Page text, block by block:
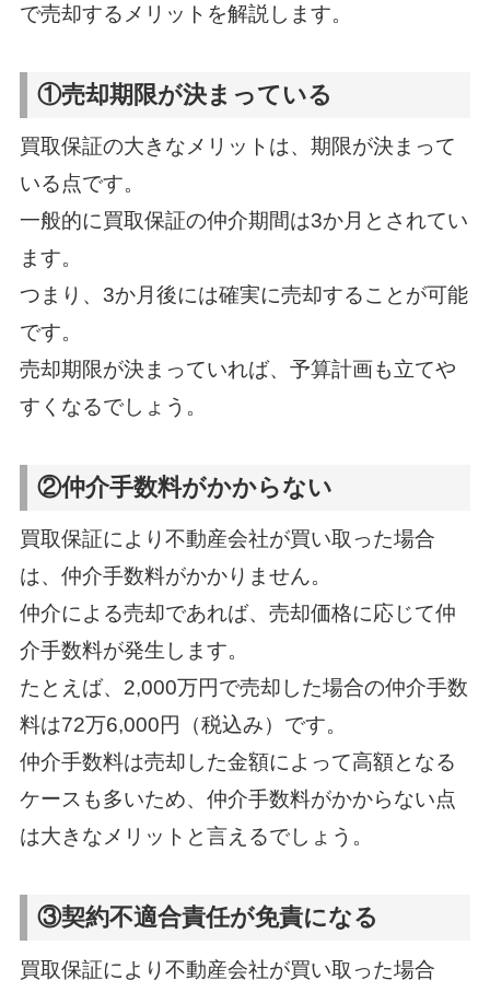
で売却するメリットを解説します。
①売却期限が決まっている
買取保証の大きなメリットは、期限が決まって
いる点です。
一般的に買取保証の仲介期間は3か月とされてい
ます。
つまり、3か月後には確実に売却することが可能
です。
売却期限が決まっていれば、予算計画も立てや
すくなるでしょう。
②仲介手数料がかからない
買取保証により不動産会社が買い取った場合
は、仲介手数料がかかりません。
仲介による売却であれば、売却価格に応じて仲
介手数料が発生します。
たとえば、2,000万円で売却した場合の仲介手数
料は72万6,000円（税込み）です。
仲介手数料は売却した金額によって高額となる
ケースも多いため、仲介手数料がかからない点
は大きなメリットと言えるでしょう。
③契約不適合責任が免責になる
買取保証により不動産会社が買い取った場合